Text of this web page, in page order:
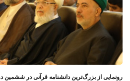
رونمایی از بزرگ‌ترین دانشنامه قرآنی در ششمین